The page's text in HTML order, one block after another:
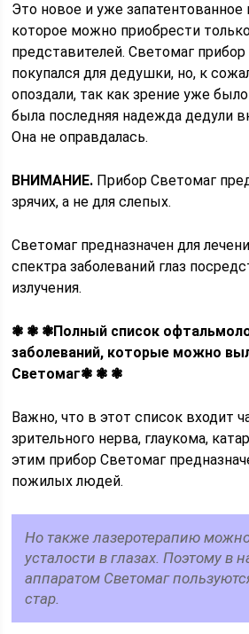
Это новое и уже запатентованное
которое можно приобрести
представителей. Светомаг прибор
покупался для дедушки, но, к
опоздали, так как зрение уже
была последняя надежда дедули
Она не оправдалась.
ВНИМАНИЕ. Прибор Светомаг
зрячих, а не для слепых.
Светомаг предназначен для
спектра заболеваний глаз
излучения.
❃ ❃ ❃Полный список
заболеваний, которые можно
Светомаг❃ ❃ ❃
Важно, что в этот список входит
зрительного нерва, глаукома,
этим прибор Светомаг
пожилых людей.
Но также лазеротерапию
усталости в глазах. Поэтому в
аппаратом Светомаг
стар.